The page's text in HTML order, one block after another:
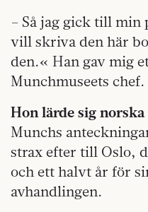
– Så jag gick till min
vill skriva den här
den.« Han gav mig
Munchmuseets chef.
Hon lärde sig norska
Munchs
strax efter till Oslo,
och ett halvt år för
avhandlingen.